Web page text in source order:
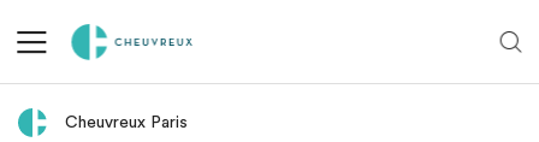
Retour aux actualités
Cheuvreux Paris